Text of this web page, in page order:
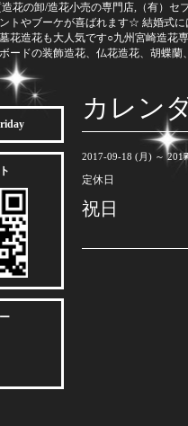
花の卸/造花小売の専門店,（有）
トやブーケが喜ばれます☆ 結婚式
花造花も大人気です○九州宮崎造花
ードの装飾造花、仏花造花、胡蝶蘭
カレン
2017-09-18 (月) ～
定休日
祝日